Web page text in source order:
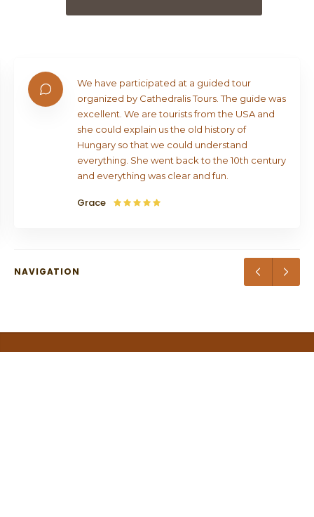
guided tour
The guide was
from the USA and
to the 10th century
NAVIGATION